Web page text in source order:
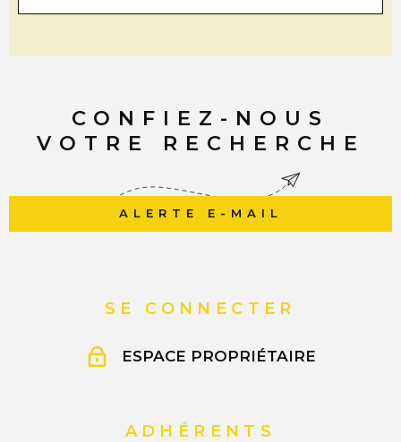
indexés sur l'année 2023 (abonnements compris)
CONFIEZ-NOUS
VOTRE RECHERCHE
ALERTE E-MAIL
SE CONNECTER
ESPACE PROPRIÉTAIRE
ADHÉRENTS